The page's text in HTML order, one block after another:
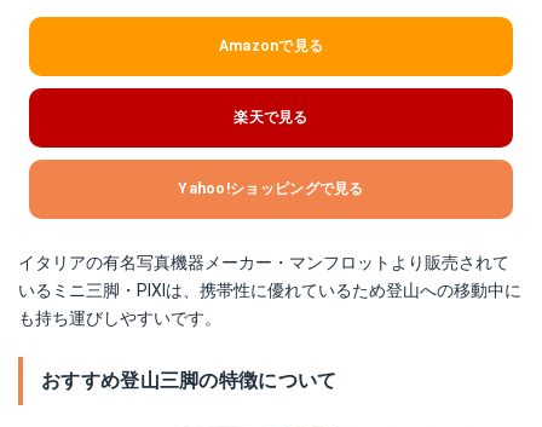
Amazonで見る
楽天で見る
Yahoo!ショッピングで見る
イタリアの有名写真機器メーカー・マンフロットより販売されて
いるミニ三脚・PIXIは、携帯性に優れているため登山への移動中に
も持ち運びしやすいです。
おすすめ登山三脚の特徴について